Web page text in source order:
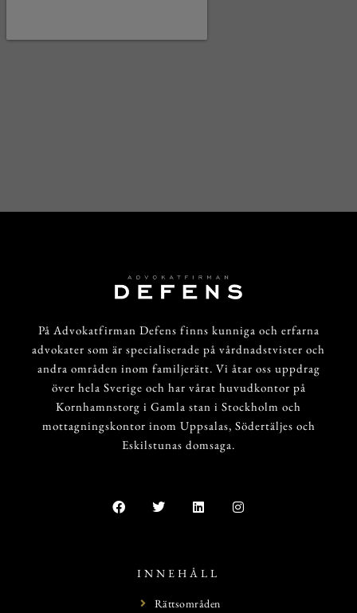
På Advokatfirman Defens finns kunniga och erfarna
advokater som är specialiserade på vårdnadstvister och
andra områden inom familjerätt. Vi åtar oss uppdrag
över hela Sverige och har vårat huvudkontor på
Kornhamnstorg i Gamla stan i Stockholm och
mottagningskontor inom Uppsalas, Södertäljes och
Eskilstunas domsaga.
INNEHÅLL
Rättsområden